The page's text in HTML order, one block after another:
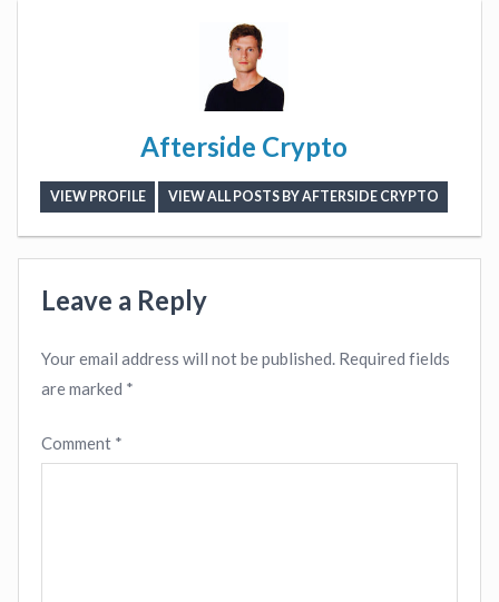
Afterside Crypto
VIEW PROFILE VIEW ALL POSTS BY AFTERSIDE CRYPTO
Leave a Reply
Your email address will not be published. Required fields
are marked *
Comment *